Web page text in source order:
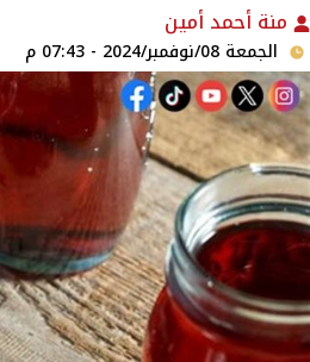
منة أحمد أمين‎
الجمعة 08/نوفمبر/2024 - 07:43 م